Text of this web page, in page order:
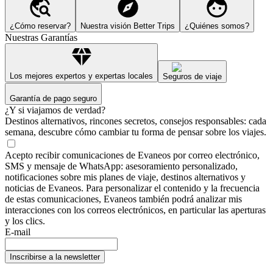
¿Cómo reservar? Nuestra visión Better Trips ¿Quiénes somos?
Nuestras Garantías
Los mejores expertos y expertas locales Seguros de viaje
Garantía de pago seguro
¿Y si viajamos de verdad?
Destinos alternativos, rincones secretos, consejos responsables: cada
semana, descubre cómo cambiar tu forma de pensar sobre los viajes.
Acepto recibir comunicaciones de Evaneos por correo electrónico,
SMS y mensaje de WhatsApp: asesoramiento personalizado,
notificaciones sobre mis planes de viaje, destinos alternativos y
noticias de Evaneos. Para personalizar el contenido y la frecuencia
de estas comunicaciones, Evaneos también podrá analizar mis
interacciones con los correos electrónicos, en particular las aperturas
y los clics.
E-mail
Inscribirse a la newsletter